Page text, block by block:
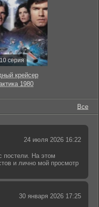
серия
крейсер
1980
Все
24 июля 2026 16:22
постели. На этом
и лично мой просмотр
30 января 2026 17:25